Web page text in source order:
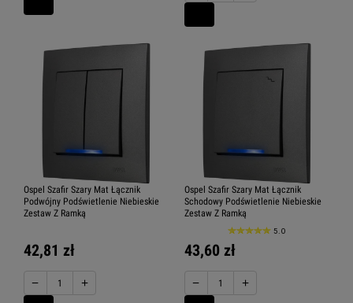
Ospel Szafir Szary Mat Łącznik
Podwójny Podświetlenie Niebieskie
Zestaw Z Ramką
42,81 zł
− +
Ospel Szafir Szary Mat Łącznik
Schodowy Podświetlenie Niebieskie
Zestaw Z Ramką
5.0
43,60 zł
− +